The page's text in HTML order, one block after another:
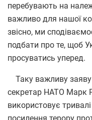
перебувають на
важливо для нашої
звісно, ми
подбати про те, щоб
просуватись уперед.
Таку важливу заяву
секретар НАТО Марк
використовує
посилення терору